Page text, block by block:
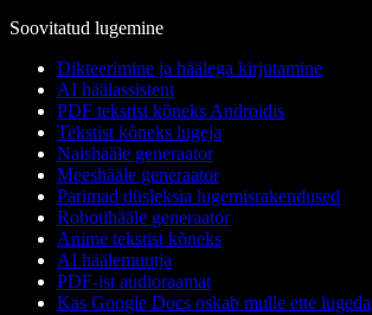
Soovitatud lugemine
Dikteerimine ja häälega kirjutamine
AI häälassistent
PDF tekstist kõneks Androidis
Tekstist kõneks lugeja
Naishääle generaator
Meeshääle generaator
Parimad düsleksia lugemisrakendused
Robotihääle generaator
Anime tekstist kõneks
AI häälemuutja
PDF-ist audioraamat
Kas Google Docs oskab mulle ette lugeda